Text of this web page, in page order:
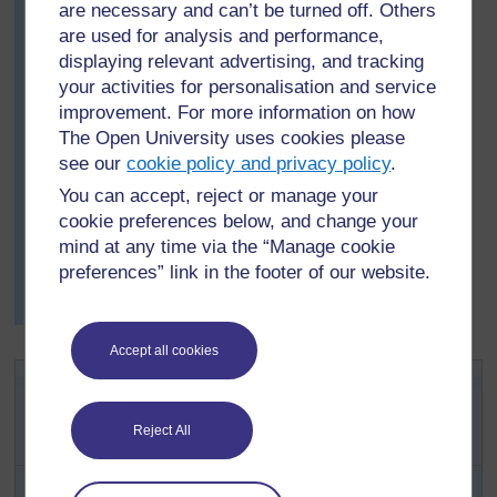
are necessary and can’t be turned off. Others
are used for analysis and performance,
displaying relevant advertising, and tracking
your activities for personalisation and service
improvement. For more information on how
The Open University uses cookies please
see ourcookie policy and privacy policy.
You can accept, reject or manage your
cookie preferences below, and change your
mind at any time via the “Manage cookie
preferences” link in the footer of our website.
Accept all cookies
Reject All
meilleures questions à poser et qui les poserait.
Lorsque le visiteur est venu il a été très intéressé par le
travail des élèves et par la connaissance qu’ils avaient
déjà sur la foi islamique.
Il a apporté des choses intéressantes à montrer aux
enfants et les élèves ont été très intéressés par ses
questions.
Mademoiselle Akume était très contente de la manière
dont la visite avait motivé ses élèves et elle a décidé
d'essayer la même approche pour d'autres cours
Activité clé : Utiliser des visiteurs
pour motiver les élèves à
apprendre
Vous devez trouver de quels groupes communautaires